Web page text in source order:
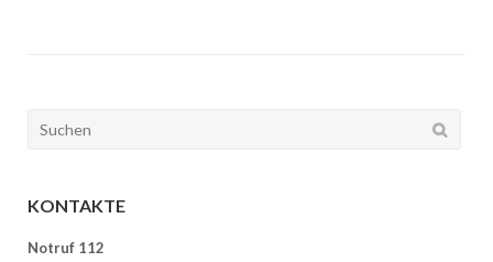
Suchen
KONTAKTE
Notruf 112